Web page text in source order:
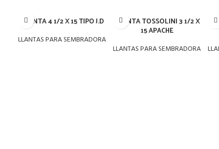
LLANTA 4 1/2 X 15 TIPO J.D
LLANTAS PARA SEMBRADORA
LLANTA TOSSOLINI 3 1/2 X
15 APACHE
LLANTAS PARA SEMBRADORA